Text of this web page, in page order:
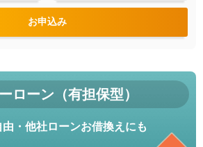
お申込み
ローン（有担保型）
・他社ローンお借換えにも